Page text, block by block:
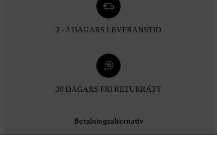
2 - 3 DAGARS LEVERANSTID
30 DAGARS FRI RETURRÄTT
Betalningsalternativ